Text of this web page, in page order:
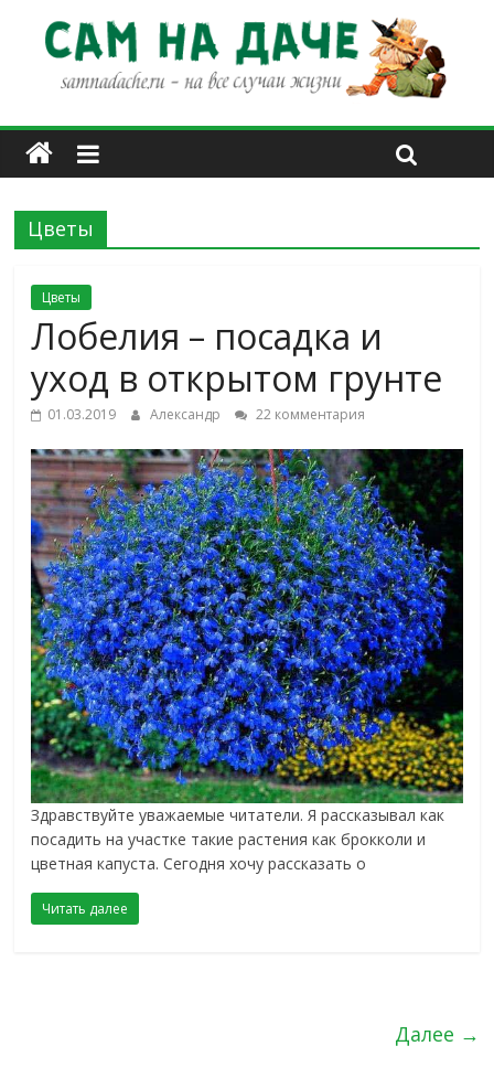
Цветы
Цветы
Лобелия – посадка и
уход в открытом грунте
01.03.2019 Александр 22 комментария
Здравствуйте уважаемые читатели. Я рассказывал как
посадить на участке такие растения как брокколи и
цветная капуста. Сегодня хочу рассказать о
Читать далее
Далее →